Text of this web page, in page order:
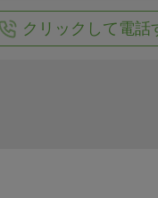
クリックして電話